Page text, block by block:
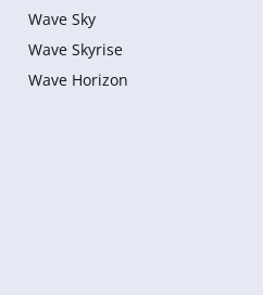
Wave Sky
Wave Skyrise
Wave Horizon